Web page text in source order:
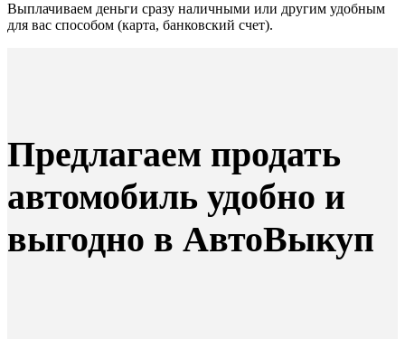
Выплачиваем деньги сразу наличными или другим удобным
для вас способом (карта, банковский счет).
Предлагаем продать
автомобиль удобно и
выгодно в АвтоВыкуп